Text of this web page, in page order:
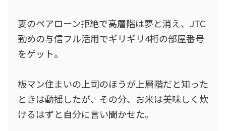
妻のペアローン拒絶で高層階は夢と消え、JTC
勤めの与信フル活用でギリギリ4桁の部屋番号
をゲット。
板マン住まいの上司のほうが上層階だと知った
ときは動揺したが、その分、お米は美味しく炊
けるはずと自分に言い聞かせた。